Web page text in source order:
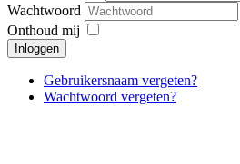
Wachtwoord
Onthoud mij
Inloggen
Gebruikersnaam vergeten?
Wachtwoord vergeten?